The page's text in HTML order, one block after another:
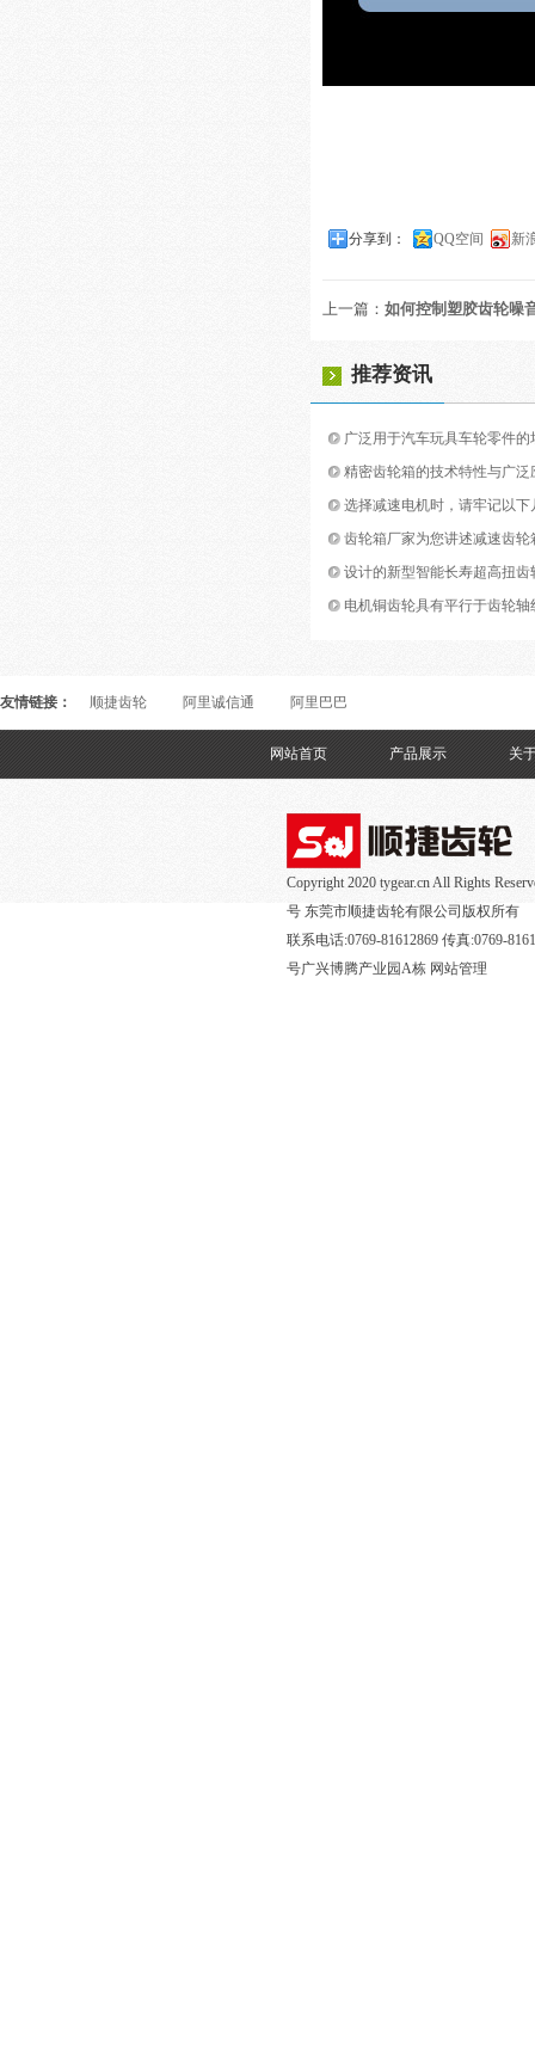
分享到： QQ空间 新
上一篇： 如何控制塑胶齿轮噪
推荐资讯
广泛用于汽车玩具车轮零件的
精密齿轮箱的技术特性与广泛
选择减速电机时，请牢记以下
齿轮箱厂家为您讲述减速齿轮
设计的新型智能长寿超高扭齿
电机铜齿轮具有平行于齿轮轴
友情链接： 顺捷齿轮 阿里诚信通 阿里巴巴
网站首页 产品展示 关
Copyright 2020 tygear.cn All Rights
号 东莞市顺捷齿轮有限公司版权所有
联系电话:0769-81612869 传真:0769-
号广兴博腾产业园A栋 网站管理